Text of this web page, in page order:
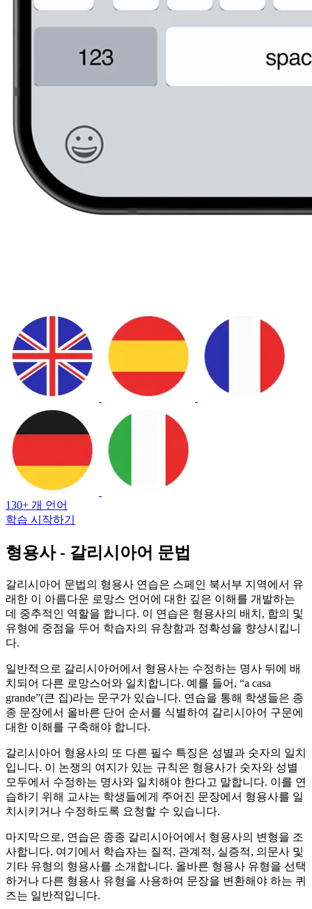
130+ 개 언어
학습 시작하기
형용사 - 갈리시아어 문법
갈리시아어 문법의 형용사 연습은 스페인 북서부 지역에서 유
래한 이 아름다운 로망스 언어에 대한 깊은 이해를 개발하는
데 중추적인 역할을 합니다. 이 연습은 형용사의 배치, 합의 및
유형에 중점을 두어 학습자의 유창함과 정확성을 향상시킵니
다.
일반적으로 갈리시아어에서 형용사는 수정하는 명사 뒤에 배
치되어 다른 로망스어와 일치합니다. 예를 들어, “a casa
grande”(큰 집)라는 문구가 있습니다. 연습을 통해 학생들은 종
종 문장에서 올바른 단어 순서를 식별하여 갈리시아어 구문에
대한 이해를 구축해야 합니다.
갈리시아어 형용사의 또 다른 필수 특징은 성별과 숫자의 일치
입니다. 이 논쟁의 여지가 있는 규칙은 형용사가 숫자와 성별
모두에서 수정하는 명사와 일치해야 한다고 말합니다. 이를 연
습하기 위해 교사는 학생들에게 주어진 문장에서 형용사를 일
치시키거나 수정하도록 요청할 수 있습니다.
마지막으로, 연습은 종종 갈리시아어에서 형용사의 변형을 조
사합니다. 여기에서 학습자는 질적, 관계적, 실증적, 의문사 및
기타 유형의 형용사를 소개합니다. 올바른 형용사 유형을 선택
하거나 다른 형용사 유형을 사용하여 문장을 변환해야 하는 퀴
즈는 일반적입니다.